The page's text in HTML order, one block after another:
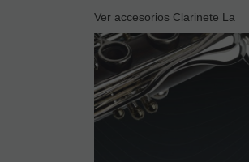
Ver accesorios Clarinete La